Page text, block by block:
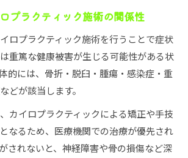
プラクティック施術の関係性
ロプラクティック施術を行うことで症状
重篤な健康被害が生じる可能性がある状
的には、骨折・脱臼・腫瘍・感染症・重
どが該当します。
カイロプラクティックによる矯正や手技
なるため、医療機関での治療が優先され
されないと、神経障害や骨の損傷など深